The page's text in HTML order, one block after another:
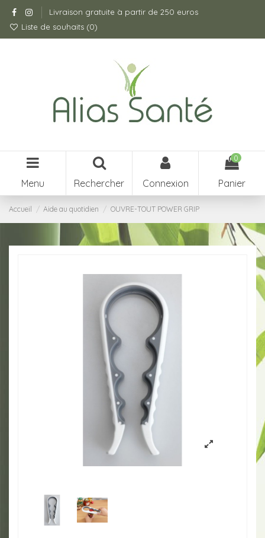
Livraison gratuite à partir de 250 euros
Liste de souhaits (0)
Menu Rechercher Connexion
0
Panier
Accueil Aide au quotidien OUVRE-TOUT POWER GRIP